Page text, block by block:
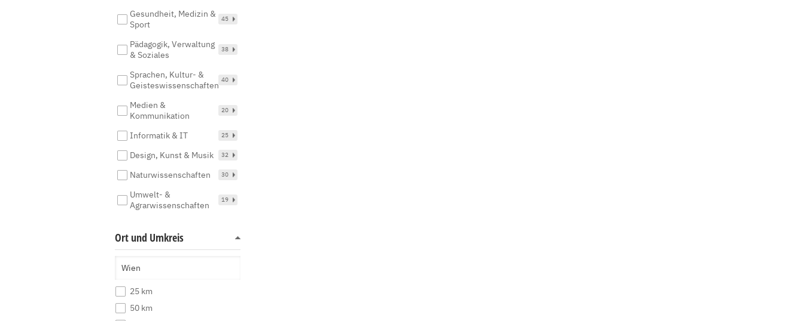
Gesundheit, Medizin &
Sport
45
Pädagogik, Verwaltung
& Soziales
38
Sprachen, Kultur- &
Geisteswissenschaften
40
Medien &
Kommunikation
20
Informatik & IT 25
Design, Kunst & Musik 32
Naturwissenschaften 30
Umwelt- &
Agrarwissenschaften
19
Ort und Umkreis
25 km
50 km